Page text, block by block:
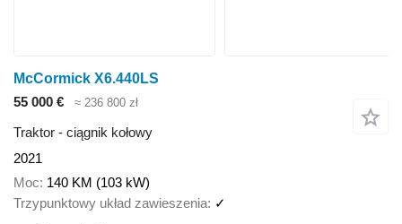
McCormick X6.440LS
55 000 €
≈ 236 800 zł
Traktor - ciągnik kołowy
2021
Moc 140 KM (103 kW)
Trzypunktowy układ zawieszenia ✓